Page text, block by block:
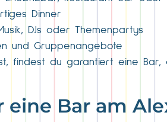
Dinner
DJs oder Themenpartys
und Gruppenangebote
findest du garantiert eine
eine Bar am